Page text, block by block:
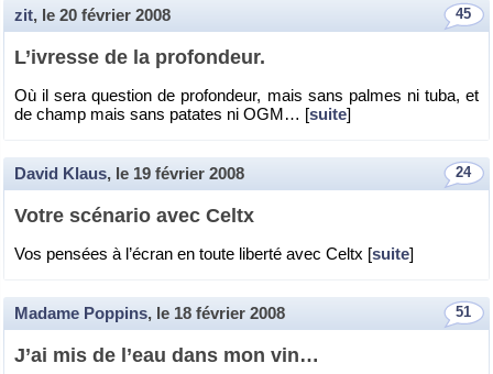
45
zit, le 20 février 2008
L’ivresse de la pro­fon­deur.
Où il sera ques­tion de pro­fon­deur, mais sans palmes ni tuba, et
de champ mais sans pa­tates ni OGM… [suite]
24
David Klaus, le 19 février 2008
Votre scé­na­rio avec Celtx
Vos pen­sées à l’écran en toute li­berté avec Celtx [suite]
51
Madame Poppins, le 18 février 2008
J’ai mis de l’eau dans mon vin…